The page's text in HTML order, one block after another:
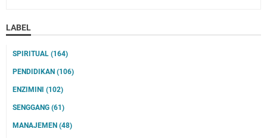
LABEL
SPIRITUAL (164)
PENDIDIKAN (106)
ENZIMINI (102)
SENGGANG (61)
MANAJEMEN (48)